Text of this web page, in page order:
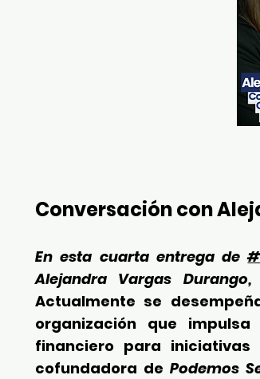
Conversación con
En esta cuarta entrega de
Actualmente se
organización que
financiero para
cofundadora de Podemos